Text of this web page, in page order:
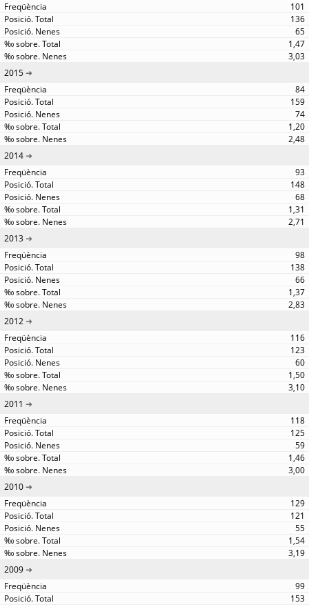
101
136
65
1,47
3,03
2015
84
159
74
1,20
2,48
2014
93
148
68
1,31
2,71
2013
98
138
66
1,37
2,83
2012
116
123
60
1,50
3,10
2011
118
125
59
1,46
3,00
2010
129
121
55
1,54
3,19
2009
99
153